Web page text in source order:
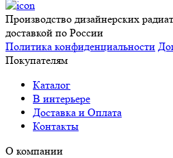
Производство дизайнерских
доставкой по России
Политика конфиденциальности
Покупателям
Каталог
В интерьере
Доставка и Оплата
Контакты
О компании